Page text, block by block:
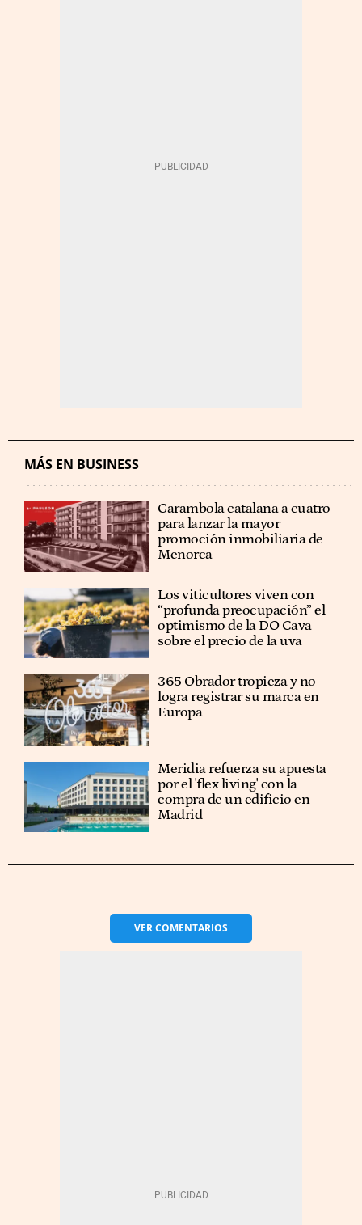
MÁS EN BUSINESS
Carambola catalana a cuatro
para lanzar la mayor
promoción inmobiliaria de
Menorca
Los viticultores viven con
“profunda preocupación” el
optimismo de la DO Cava
sobre el precio de la uva
365 Obrador tropieza y no
logra registrar su marca en
Europa
Meridia refuerza su apuesta
por el 'flex living' con la
compra de un edificio en
Madrid
VERCOMENTARIOS